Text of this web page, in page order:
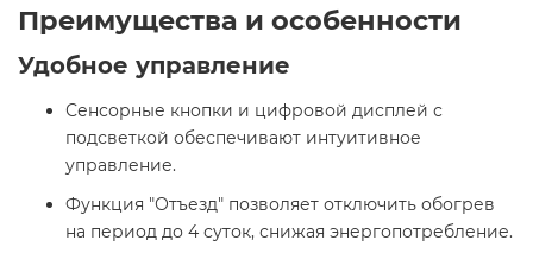
Преимущества и особенности
Удобное управление
Сенсорные кнопки и цифровой дисплей с
подсветкой обеспечивают интуитивное
управление.
Функция "Отъезд" позволяет отключить обогрев
на период до 4 суток, снижая энергопотребление.